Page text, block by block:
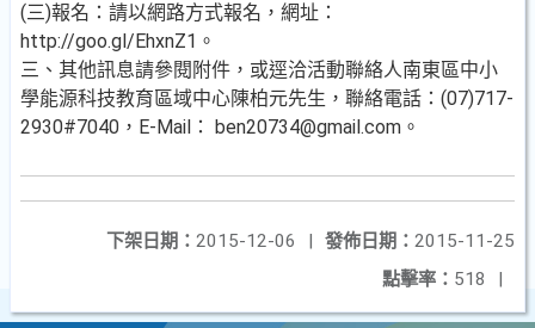
(三)報名：請以網路方式報名，網址：
http://goo.gl/EhxnZ1。
三、其他訊息請參閱附件，或逕洽活動聯絡人南東區中小
學能源科技教育區域中心陳柏元先生，聯絡電話：(07)717-
2930#7040，E-Mail： ben20734@gmail.com。
發佈日期： 2015-11-25
下架日期： 2015-12-06
|
點擊率： 518 |